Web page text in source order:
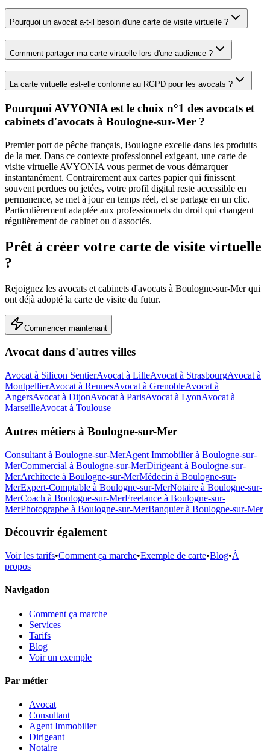
Pourquoi un avocat a-t-il besoin d'une carte de visite virtuelle ?
Comment partager ma carte virtuelle lors d'une audience ?
La carte virtuelle est-elle conforme au RGPD pour les avocats ?
Pourquoi AVYONIA est le choix n°1 des avocats et
cabinets d'avocats à Boulogne-sur-Mer ?
Premier port de pêche français, Boulogne excelle dans les produits
de la mer. Dans ce contexte professionnel exigeant, une carte de
visite virtuelle AVYONIA vous permet de vous démarquer
instantanément. Contrairement aux cartes papier qui finissent
souvent perdues ou jetées, votre profil digital reste accessible en
permanence, se met à jour en temps réel, et se partage en un clic.
Particulièrement adaptée aux professionnels du droit qui changent
régulièrement de cabinet ou d'associés.
Prêt à créer votre carte de visite virtuelle
?
Rejoignez les avocats et cabinets d'avocats à Boulogne-sur-Merqui
ont déjà adopté la carte de visite du futur.
Commencer maintenant
Avocatdans d'autres villes
Avocat à Silicon SentierAvocat à LilleAvocat à StrasbourgAvocat à
MontpellierAvocat à RennesAvocat à GrenobleAvocat à
AngersAvocat à DijonAvocat à ParisAvocat à LyonAvocat à
MarseilleAvocat à Toulouse
Autres métiers à Boulogne-sur-Mer
Consultant à Boulogne-sur-MerAgent Immobilierà Boulogne-sur-
MerCommercial à Boulogne-sur-MerDirigeant à Boulogne-sur-
MerArchitecte à Boulogne-sur-MerMédecin à Boulogne-sur-
MerExpert-Comptable à Boulogne-sur-MerNotaire à Boulogne-sur-
MerCoach à Boulogne-sur-MerFreelance à Boulogne-sur-
MerPhotographe à Boulogne-sur-MerBanquierà Boulogne-sur-Mer
Découvrir également
Voir les tarifs•Comment ça marche•Exemple de carte•Blog•À
propos
Navigation
Comment ça marche
Services
Tarifs
Blog
Voir un exemple
Par métier
Avocat
Consultant
Agent Immobilier
Dirigeant
Notaire